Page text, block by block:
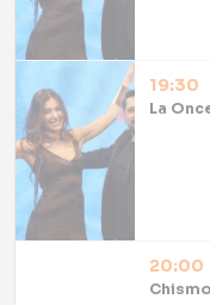
19:30
La
20:00